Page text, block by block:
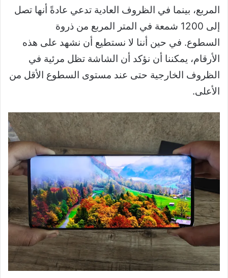
المربع، بينما في الظروف العادية تدعي عادةً أنها تصل
إلى 1200 شمعة في المتر المربع من ذروة
السطوع. في حين أننا لا نستطيع أن نشهد على هذه
الأرقام، يمكننا أن نؤكد أن الشاشة تظل مرئية في
الظروف الخارجية حتى عند مستوى السطوع الأقل من
الأعلى.